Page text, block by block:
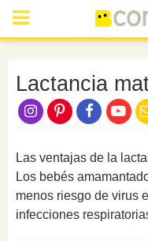
Lactancia
Las ventajas de la
Los bebés
menos riesgo de virus
infecciones